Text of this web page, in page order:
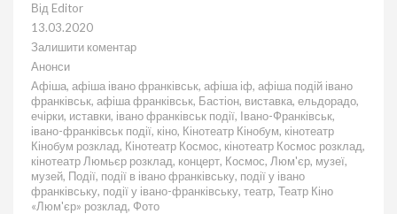
Від Editor
13.03.2020
Залишити коментар
до
подій
на
14.03.2020
Анонси
Афіша, афіша івано франківськ, афіша іф, афіша подій івано
франківськ, афіша франківськ, Бастіон, виставка, ельдорадо,
ечірки, иставки, івано франківськ події, Івано-Франківськ,
івано-франківськ події, кіно, Кінотеатр Кінобум, кінотеатр
Кінобум розклад, Кінотеатр Космос, кінотеатр Космос розклад,
кінотеатр Люмьєр розклад, концерт, Космос, Люм'єр, музеї,
музей, Події, події в івано франківську, події у івано
франківську, події у івано-франківську, театр, Театр Кіно
«Люм'єр» розклад, Фото